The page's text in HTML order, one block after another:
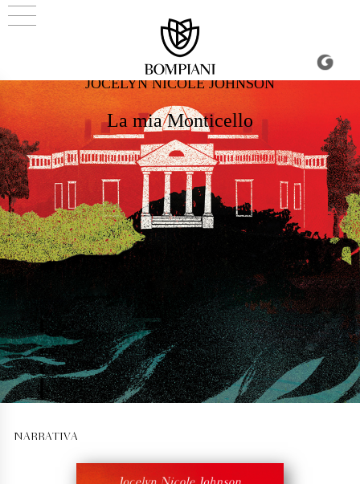
JOCELYN NICOLE JOHNSON
La mia Monticello
NARRATIVA